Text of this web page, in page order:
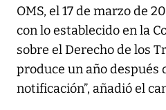
OMS, el 17 de marzo de
con lo establecido en la
sobre el Derecho de los
produce un año después
notificación”, añadió el